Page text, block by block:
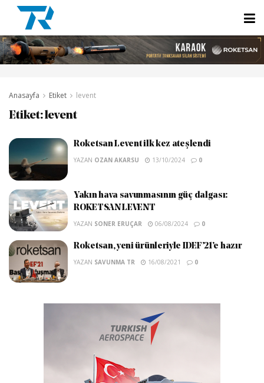
Anasayfa Etiket levent
Etiket:levent
Roketsan Levent ilk kez ateşlendi
YAZAN OZAN AKARSU 13/10/2024 0
Yakın hava savunmasının güç dalgası:
ROKETSAN LEVENT
YAZAN SONER ERUÇAR 06/08/2024 0
Roketsan, yeni ürünleriyle IDEF’21’e hazır
YAZAN SAVUNMA TR 16/08/2021 0